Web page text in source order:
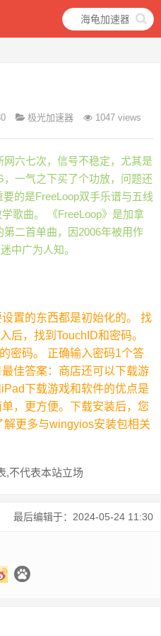
极光加速器 1047 views
六七次，信号不稳定，尤其是
一气之下买了个功放，问题还
的是FreeLoop双手乐谱与五线
歌曲。 《FreeLoop》是加拿
第二首单曲，因2006年被用作
中广为人知。
置的东西都是初始化的。 找
后，找到TouchID和密码。
密码。 正确输入密码1个答
佳答案：商店还可以下载游
下载游戏和软件的优点是
，更方便。下载安装后，您
更多与wingyios安装包相关
,不代表本站立场
最后编辑于：2024-05-24 11:30